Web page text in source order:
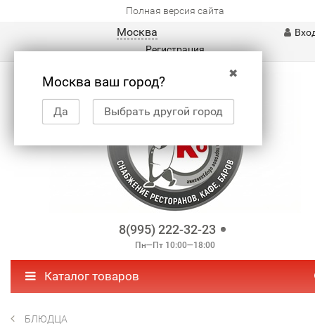
Полная версия сайта
Москва
✖
Москва ваш город?
Да Выбрать другой город
Регистрация
8(995) 222-32-23
Пн—Пт 10:00—18:00
Каталог товаров
БЛЮДЦА